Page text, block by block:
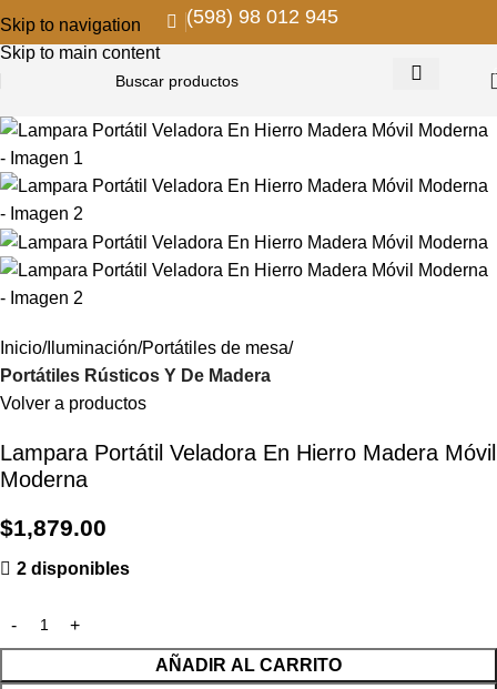
Skip to navigation
Skip to main content
(598) 98 012 945
Inicio Iluminación Portátiles de mesa
Portátiles Rústicos Y De Madera
Volver a productos
Lampara Portátil Veladora En Hierro Madera Móvil
Moderna
$1,879.00
2 disponibles
AÑADIR AL CARRITO